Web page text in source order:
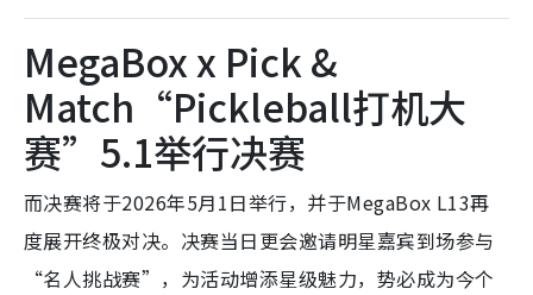
MegaBox x Pick &
Match“Pickleball打机大
赛”5.1举行决赛
而决赛将于2026年5月1日举行，并于MegaBox L13再
度展开终极对决。决赛当日更会邀请明星嘉宾到场参与
“名人挑战赛”，为活动增添星级魅力，势必成为今个